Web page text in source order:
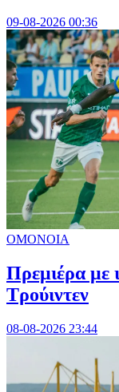
09-08-2026 00:36
ΟΜΟΝΟΙΑ
Πρεμιέρα με
Τρούιντεν
08-08-2026 23:44